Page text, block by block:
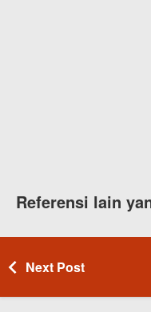
Referensi lain
Next Post